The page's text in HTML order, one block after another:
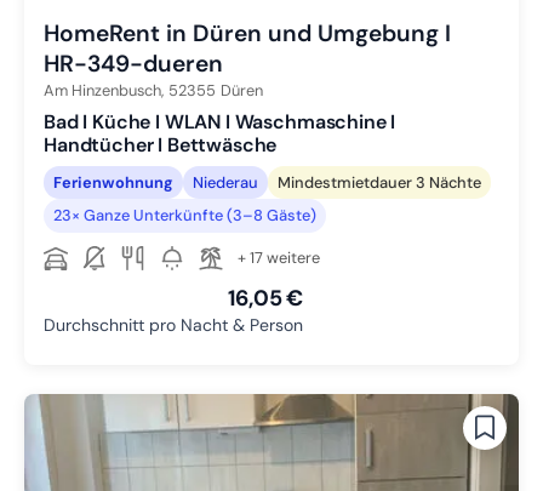
HomeRent in Düren und Umgebung I
HR-349-dueren
Am Hinzenbusch, 52355 Düren
Bad I Küche I WLAN I Waschmaschine I
Handtücher I Bettwäsche
Ferienwohnung Niederau
Mindestmietdauer 3 Nächte
23× Ganze Unterkünfte (3–8 Gäste)
+ 17 weitere
16,05 €
Durchschnitt pro Nacht & Person